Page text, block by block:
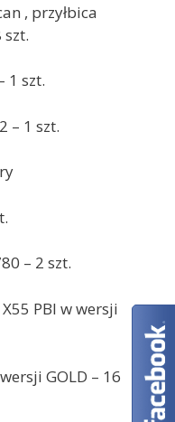
, przyłbica
szt.
1 szt.
– 1 szt.
– 2 szt.
PBI w wersji
GOLD – 16